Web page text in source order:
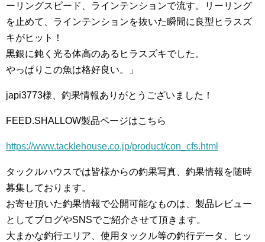
ーリングスピード、ラインテンションで流す。リーリング
を止めて、ラインテンションを抜いた瞬間に良型ヒラスズ
キがヒット！
黒銀に鈍く光る体高のあるヒラスズキでした。
やっぱりこの魚は格好良い。」
japi3773様、釣果情報ありがとうございました！
FEED.SHALLOW製品ページはこちら
https://www.tacklehouse.co.jp/product/con_cfs.html
タックルハウスでは皆様からの釣果写真、釣果情報を随時
募集しております。
お寄せ頂いた釣果情報で公開可能なものは、製品レビュー
としてブログやSNSでご紹介させて頂きます。
大まかな釣行エリア、使用タックル等の釣行データ、ヒッ